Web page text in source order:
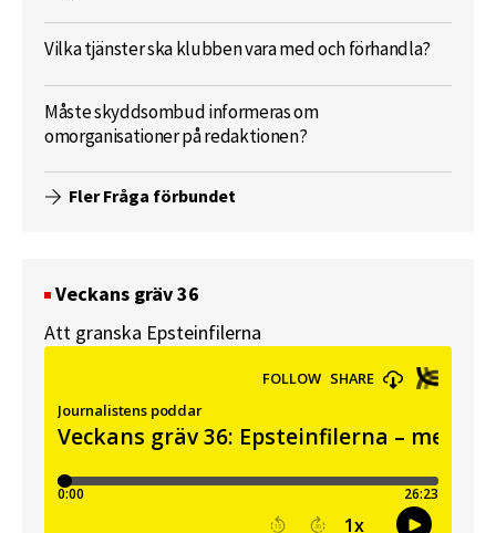
Vilka tjänster ska klubben vara med och förhandla?
Måste skyddsombud informeras om
omorganisationer på redaktionen?
Fler Fråga förbundet
Veckans gräv 36
Att granska Epsteinfilerna